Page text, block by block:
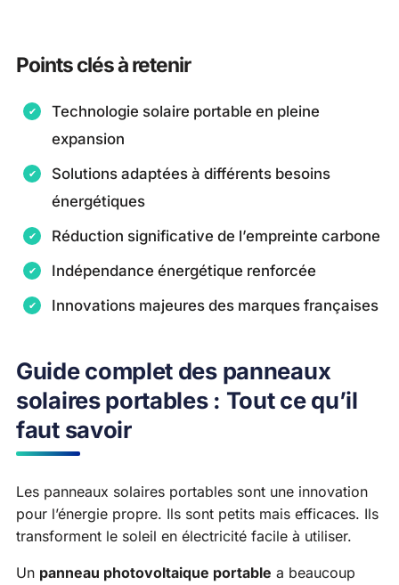
Points clés à retenir
Technologie solaire portable en pleine
expansion
Solutions adaptées à différents besoins
énergétiques
Réduction significative de l’empreinte carbone
Indépendance énergétique renforcée
Innovations majeures des marques françaises
Guide complet des panneaux
solaires portables : Tout ce qu’il
faut savoir
Les panneaux solaires portables sont une innovation
pour l’énergie propre. Ils sont petits mais efficaces. Ils
transforment le soleil en électricité facile à utiliser.
Un panneau photovoltaique portable a beaucoup